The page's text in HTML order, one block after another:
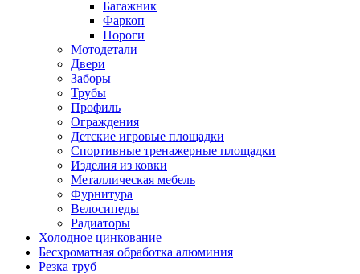
Багажник
Фаркоп
Пороги
Мотодетали
Двери
Заборы
Трубы
Профиль
Ограждения
Детские игровые площадки
Спортивные тренажерные площадки
Изделия из ковки
Металлическая мебель
Фурнитура
Велосипеды
Радиаторы
Холодное цинкование
Бесхроматная обработка алюминия
Резка труб